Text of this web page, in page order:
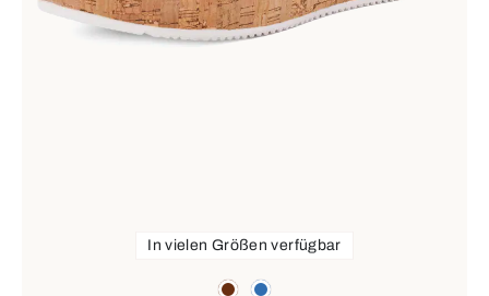
braunblau
In vielen Größen verfügbar